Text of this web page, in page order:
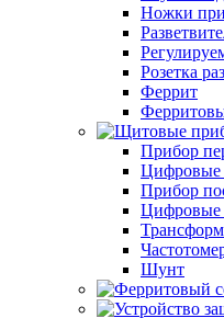
Ножки
Розетка
Феррит
Прибор
Цифровые
Прибор
Цифровые
Шунт